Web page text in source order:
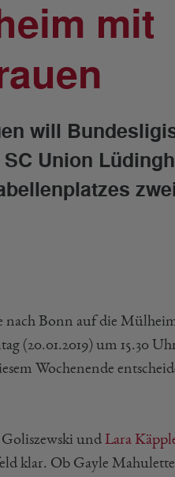
mit
will
Union
Bonn auf die
(20.01.2019) um 15.30
Wochenende
Goliszewski und Lara
klar. Ob Gayle